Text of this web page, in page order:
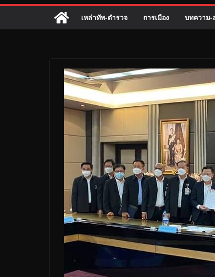
เหล่าทัพ-ตำรวจ การเมือง บทความ-